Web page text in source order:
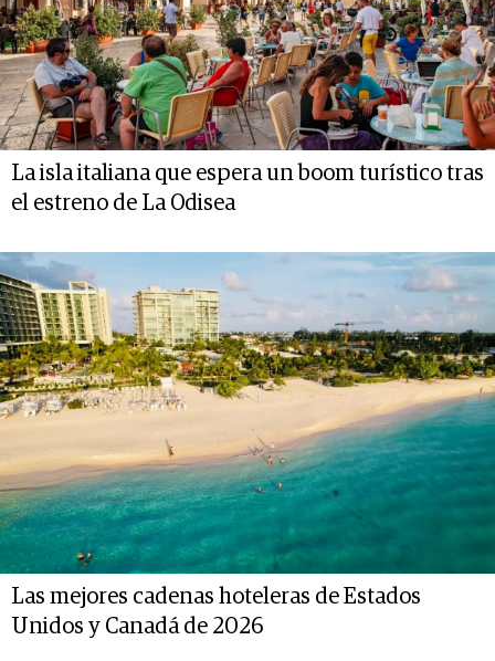
La isla italiana que espera un boom turístico tras
el estreno de La Odisea
Las mejores cadenas hoteleras de Estados
Unidos y Canadá de 2026